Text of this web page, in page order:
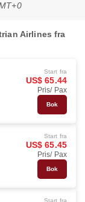
Airlines fra
Start fra
US$ 65.44
Pris/ Pax
Bok
Start fra
US$ 65.45
Pris/ Pax
Bok
Start fra